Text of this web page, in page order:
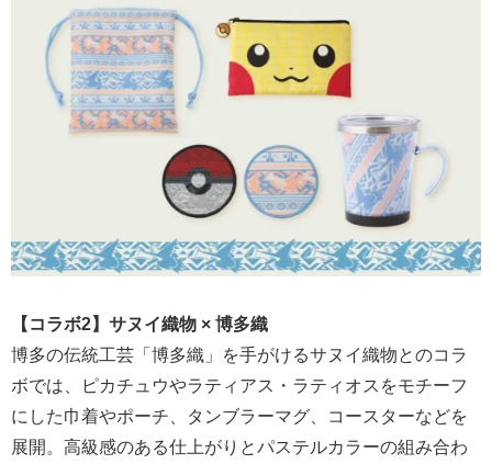
【コラボ2】サヌイ織物 × 博多織
博多の伝統工芸「博多織」を手がけるサヌイ織物とのコラ
ボでは、ピカチュウやラティアス・ラティオスをモチーフ
にした巾着やポーチ、タンブラーマグ、コースターなどを
展開。高級感のある仕上がりとパステルカラーの組み合わ